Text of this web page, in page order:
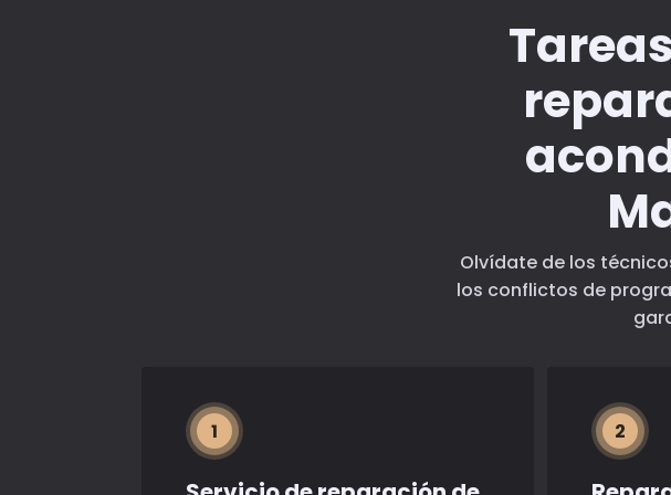
Olvídate de los
los conflictos de
1 2